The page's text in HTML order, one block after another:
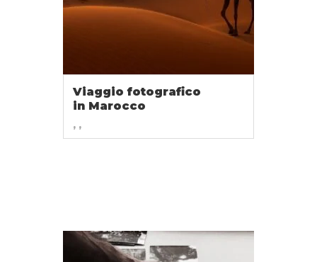
Viaggio fotografico
in Marocco
, ,